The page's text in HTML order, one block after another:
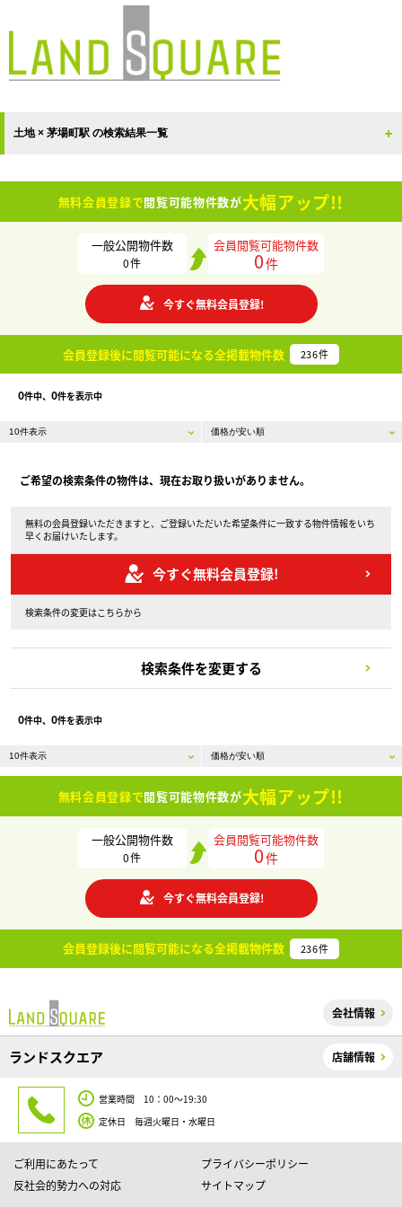
土地 × 茅場町駅 の検索結果一覧
無料会員登録で閲覧可能物件数が大幅アップ!!
一般公開物件数
0件
会員閲覧可能物件数
0件
今すぐ無料会員登録!
会員登録後に閲覧可能になる全掲載物件数 236件
0件中、 0件を表示中
ご希望の検索条件の物件は、現在お取り扱いがありません。
無料の会員登録いただきますと、ご登録いただいた希望条件に一致する物件情報をいち
早くお届けいたします。
今すぐ無料会員登録!
検索条件の変更はこちらから
検索条件を変更する
0件中、 0件を表示中
無料会員登録で閲覧可能物件数が大幅アップ!!
一般公開物件数
0件
会員閲覧可能物件数
0件
今すぐ無料会員登録!
会員登録後に閲覧可能になる全掲載物件数 236件
会社情報
ランドスクエア 店舗情報
営業時間 10：00～19:30
定休日 毎週火曜日・水曜日
ご利用にあたって
プライバシーポリシー
反社会的勢力への対応
サイトマップ